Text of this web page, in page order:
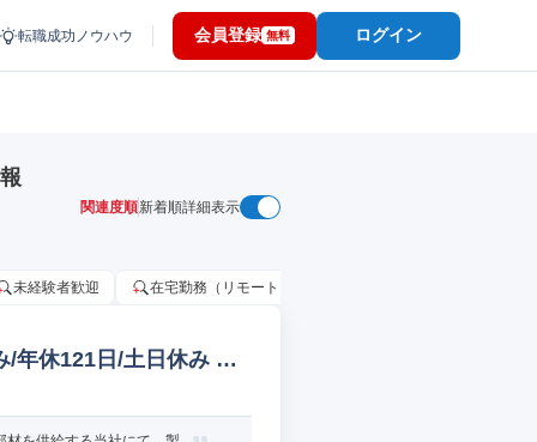
転職成功ノウハウ 会員登録 無料 ログイン
関連度順新着順詳細表示
未経験者歓迎 在宅勤務（リモートワーク）OK
年休121日/土日休み 建